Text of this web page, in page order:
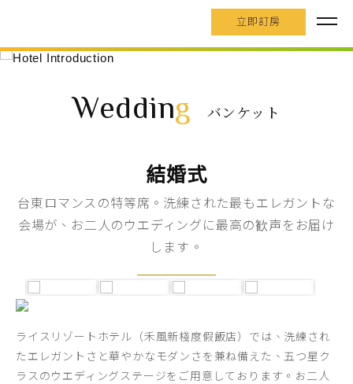
立即訂房
Wedding バンケット
結婚式
台東ロマンスの特等席。洗練された最もエレガントな
会場が、お二人のウエディングに最高の歓声をお届け
します。
ライスリゾートホテル（禾風新棧度假飯店）では、洗練され
たエレガントさと華やかなモダンさを兼ね備えた、五つ星ク
ラスのウエディングステージをご用意しております。お二人